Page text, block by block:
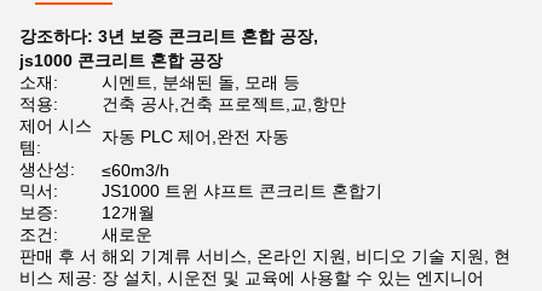
강조하다: 3년 보증 콘크리트 혼합 공장,
js1000 콘크리트 혼합 공장
소재:
시멘트, 분쇄된 돌, 모래 등
적용:
건축 공사,건축 프로젝트,교,항만
제어 시스
템:
자동 PLC 제어,완전 자동
생산성:
≤60m3/h
믹서:
JS1000 트윈 샤프트 콘크리트 혼합기
보증:
12개월
조건:
새로운
판매 후 서
비스 제공:
해외 기계류 서비스, 온라인 지원, 비디오 기술 지원, 현
장 설치, 시운전 및 교육에 사용할 수 있는 엔지니어